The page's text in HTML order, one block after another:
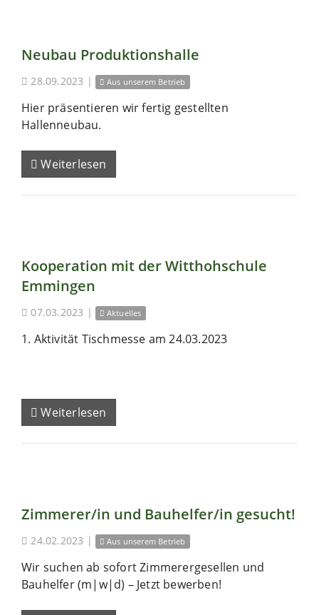
Neubau Produktionshalle
28.09.2023 | Aus unserem Betrieb
Hier präsentieren wir fertig gestellten
Hallenneubau.
Weiterlesen
Kooperation mit der Witthohschule
Emmingen
07.03.2023 | Aktuelles
1. Aktivität Tischmesse am 24.03.2023
Weiterlesen
Zimmerer/in und Bauhelfer/in gesucht!
24.02.2023 | Aus unserem Betrieb
Wir suchen ab sofort Zimmerergesellen und
Bauhelfer (m|w|d) – Jetzt bewerben!